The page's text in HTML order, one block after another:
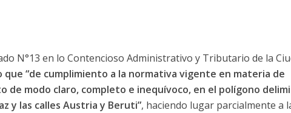
N°13 en lo Contencioso Administrativo y Tributario de la
“de cumplimiento a la normativa vigente en materia de
de modo claro, completo e inequívoco, en el polígono
y las calles Austria y Beruti”, haciendo lugar parcialmente a